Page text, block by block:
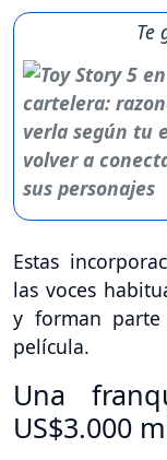
Te
Estas
las voces
y forman
película.
Una
US$3.000